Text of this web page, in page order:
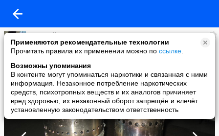
Применяются рекомендательные технологии
Прочитать правила их применении можно по ссылке
Возможны упоминания
В контенте могут упоминаться наркотики и связанная с ними
информация. Незаконное потребление наркотических
средств, психотропных веществ и их аналогов причиняет
вред здоровью, их незаконный оборот запрещён и влечёт
установленную законодательством ответственность
Николай Быков
added a photo
14 Sep в 22:55